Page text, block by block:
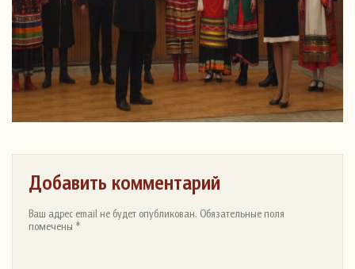
Добавить комментарий
Ваш адрес email не будет опубликован. Обязательные поля
помечены *